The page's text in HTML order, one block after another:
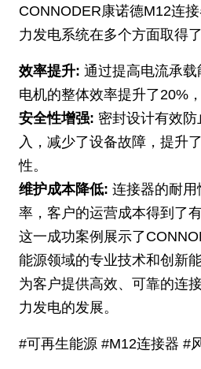
CONNODER康诺德M12连
力发电系统在多个方面取得
效率提升: 通过提高电流承
电机的整体效率提升了20%
安全性增强: 密封设计有效
入，减少了设备故障，提升
性。
维护成本降低: 连接器的耐
率，客户的运营成本得到了有
这一成功案例展示了
能源领域的专业技术和创新
为客户提供高效、可靠的连
力发电的发展。
#可再生能源 #M12连接器 #